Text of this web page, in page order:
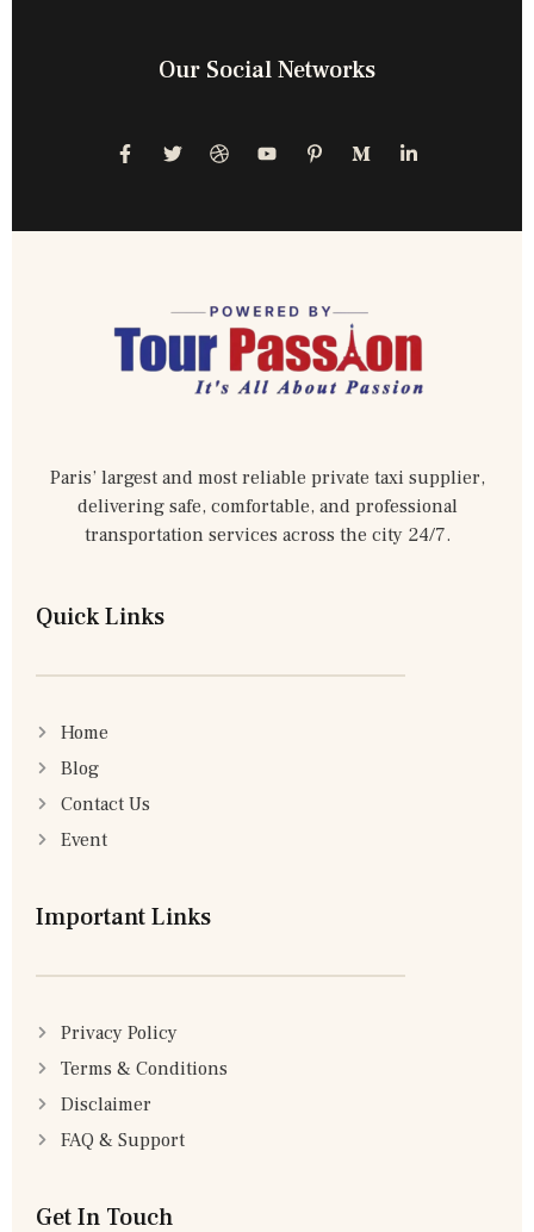
Our Social Networks
Paris’ largest and most reliable private taxi supplier,
delivering safe, comfortable, and professional
transportation services across the city 24/7.
Quick Links
Home
Blog
Contact Us
Event
Important Links
Privacy Policy
Terms & Conditions
Disclaimer
FAQ & Support
Get In Touch